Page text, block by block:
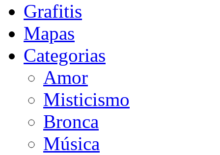
Grafitis
Mapas
Categorias
Amor
Misticismo
Bronca
Música